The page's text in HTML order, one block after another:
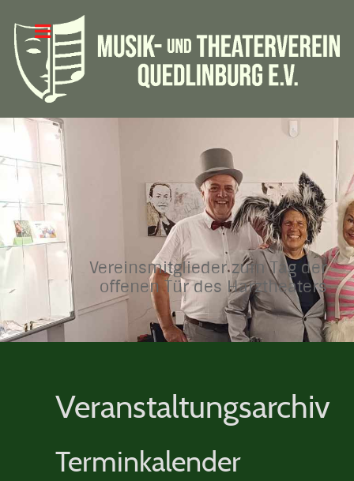
Vereinsmitglieder zum Tag der
offenen Tür des Harztheaters
Veranstaltungsarchiv
Terminkalender